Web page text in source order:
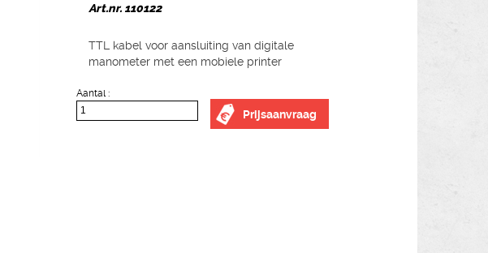
Art.nr. 110122
TTL kabel voor aansluiting van digitale
manometer met een mobiele printer
Aantal :
Prijsaanvraag